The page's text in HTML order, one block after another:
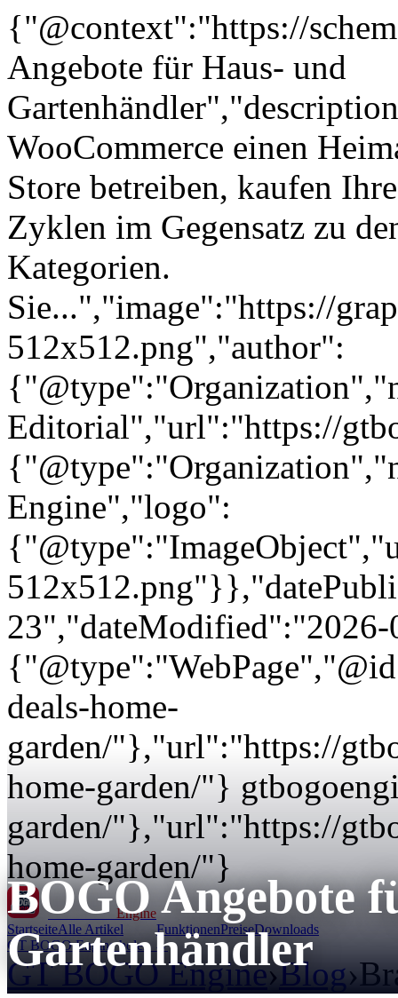
{"@context":"https://
Angebote für Haus- und
WooCommerce einen
Store betreiben, kaufen
Zyklen im Gegensatz zu
Kategorien.
Sie...","image":"https://
512x512.png","author":
Editorial","url":"https://
Engine","logo":
deals-home-
garden/"},"url":"https://
home-garden/"}
garden/"},"url":"https://
home-garden/"}
GT BOGO Engine
StartseiteAlle Artikel FunktionenPreiseDownloads
GT BOGO Engine holen →
GT BOGO Engine›Blog›
BOGO Angebote
Gartenhändler